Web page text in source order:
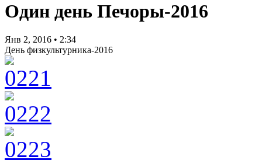
Один день Печоры-2016
Янв 2, 2016 • 2:34
День физкультурника-2016